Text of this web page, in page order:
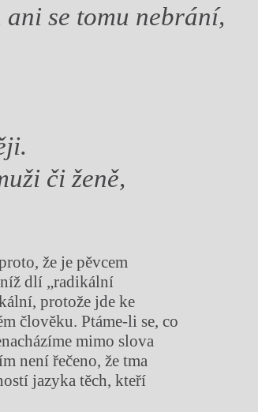
se tomu nebrání,
či ženě,
že je pěvcem
dlí „radikální
protože jde ke
člověku. Ptáme-li se, co
mimo slova
není řečeno, že tma
jazyka těch, kteří